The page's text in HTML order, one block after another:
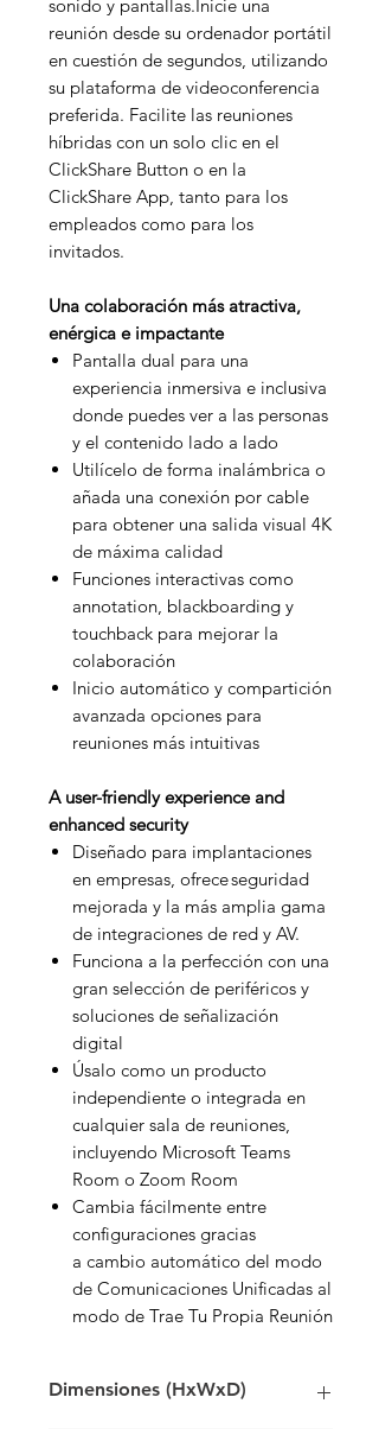
sonido y pantallas.Inicie una
reunión desde su ordenador portátil
en cuestión de segundos, utilizando
su plataforma de videoconferencia
preferida. Facilite las reuniones
híbridas con un solo clic en el
ClickShare Button o en la
ClickShare App, tanto para los
empleados como para los
invitados.
Una colaboración más atractiva,
enérgica e impactante
Pantalla dual para una
experiencia inmersiva e inclusiva
donde puedes ver a las personas
y el contenido lado a lado
Utilícelo de forma inalámbrica o
añada una conexión por cable
para obtener una salida visual 4K
de máxima calidad
Funciones interactivas como
annotation, blackboarding y
touchback para mejorar la
colaboración
Inicio automático y compartición
avanzada opciones para
reuniones más intuitivas
A user-friendly experience and
enhanced security
Diseñado para implantaciones
en empresas, ofrece seguridad
mejorada y la más amplia gama
de integraciones de red y AV.
Funciona a la perfección con una
gran selección de periféricos y
soluciones de señalización
digital
Úsalo como un producto
independiente o integrada en
cualquier sala de reuniones,
incluyendo Microsoft Teams
Room o Zoom Room
Cambia fácilmente entre
configuraciones gracias
a cambio automático del modo
de Comunicaciones Unificadas al
modo de Trae Tu Propia Reunión
Dimensiones (HxWxD)